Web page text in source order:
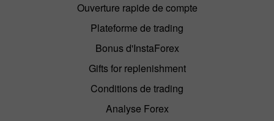
Ouverture rapide de compte
Plateforme de trading
Bonus d'InstaForex
Gifts for replenishment
Conditions de trading
Analyse Forex